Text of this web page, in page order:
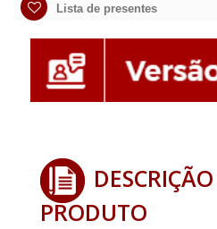
Lista de presentes
PRODUTO